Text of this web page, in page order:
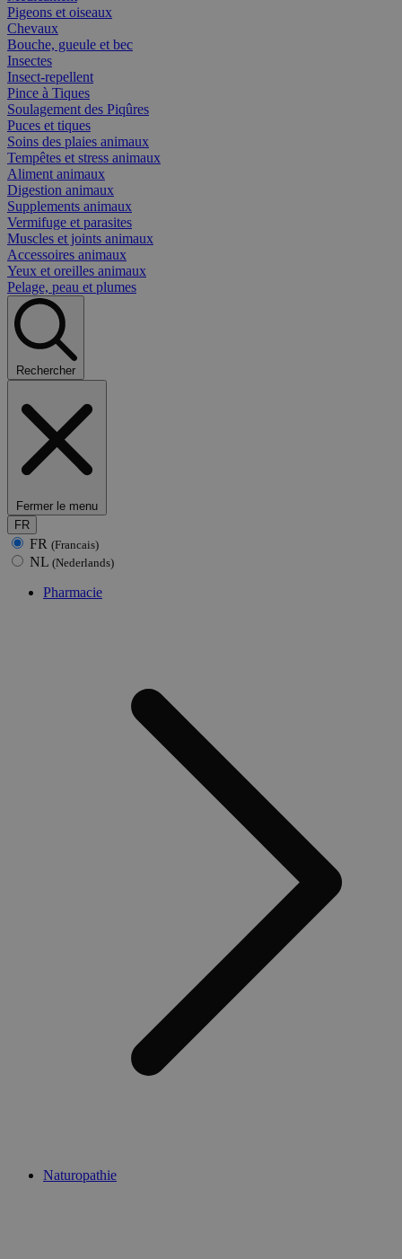
Pigeons et oiseaux
Chevaux
Bouche, gueule et bec
Insectes
Insect-repellent
Pince à Tiques
Soulagement des Piqûres
Puces et tiques
Soins des plaies animaux
Tempêtes et stress animaux
Aliment animaux
Digestion animaux
Supplements animaux
Vermifuge et parasites
Muscles et joints animaux
Accessoires animaux
Yeux et oreilles animaux
Pelage, peau et plumes
Rechercher
Fermer le menu
FR
FR (Francais)
NL (Nederlands)
Pharmacie
Naturopathie